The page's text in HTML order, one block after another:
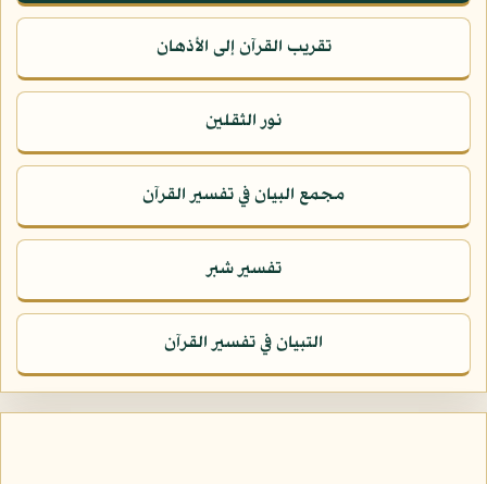
تقريب القرآن إلى الأذهان
نور الثقلين
مجمع البيان في تفسير القرآن
تفسير شبر
التبيان في تفسير القرآن